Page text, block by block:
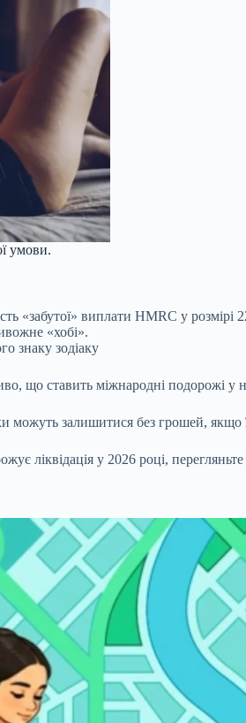
умови.
«забутої» виплати HMRC у розмірі
«хобі».
знаку зодіаку
що ставить міжнародні подорожі у
можуть залишитися без грошей,
ліквідація у 2026 році,